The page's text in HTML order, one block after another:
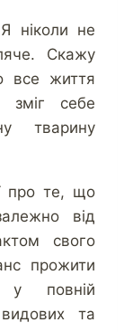
ніколи не
Скажу
все життя
зміг себе
тварину
про те, що
від
свого
прожити
повній
видових та